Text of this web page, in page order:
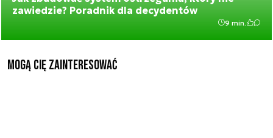
zawiedzie? Poradnik dla decydentów
9 min.
Mogą Cię zainteresować